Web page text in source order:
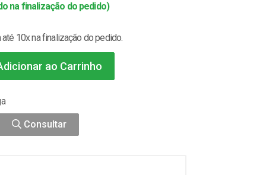
na finalização do pedido)
10x na finalização do pedido.
ao Carrinho
Consultar